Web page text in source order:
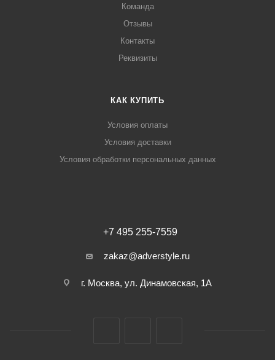
Команда
Отзывы
Контакты
Реквизиты
КАК КУПИТЬ
Условия оплаты
Условия доставки
Условия обработки персональных данных
+7 495 255-7559
zakaz@adverstyle.ru
г. Москва, ул. Динамовская, 1А